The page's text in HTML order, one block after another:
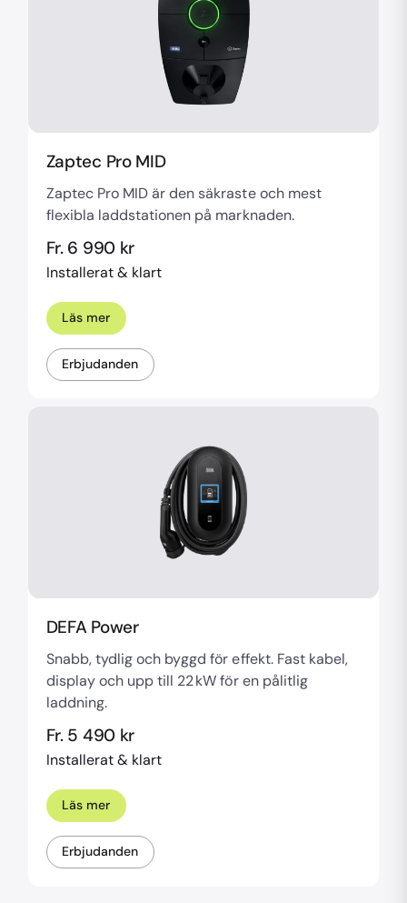
Zaptec Pro MID
Zaptec Pro MID är den säkraste och mest
flexibla laddstationen på marknaden.
Fr. 6 990 kr
Installerat & klart
Läs mer
Erbjudanden
DEFA Power
Snabb, tydlig och byggd för effekt. Fast kabel,
display och upp till 22 kW för en pålitlig
laddning.
Fr. 5 490 kr
Installerat & klart
Läs mer
Erbjudanden